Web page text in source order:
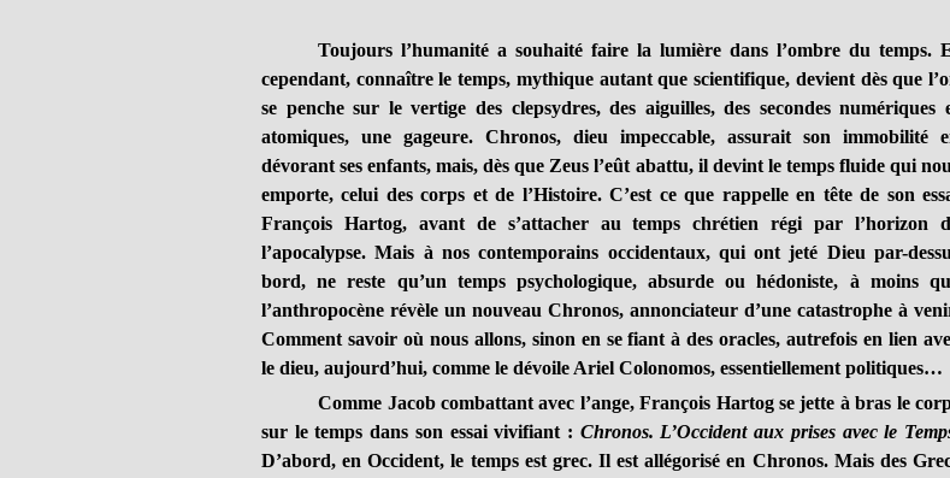
Toujours l’humanité a souhaité faire la lumière dans l’ombre du temps.
cependant, connaître le temps, mythique autant que scientifique, devient dès que
se penche sur le vertige des clepsydres, des aiguilles, des secondes numériques
atomiques, une gageure. Chronos, dieu impeccable, assurait son immobilité
dévorant ses enfants, mais, dès que Zeus l’eût abattu, il devint le temps fluide qui
emporte, celui des corps et de l’Histoire. C’est ce que rappelle en tête de son
François Hartog, avant de s’attacher au temps chrétien régi par l’horizon
l’apocalypse. Mais à nos contemporains occidentaux, qui ont jeté Dieu par-
bord, ne reste qu’un temps psychologique, absurde ou hédoniste, à moins
l’anthropocène révèle un nouveau Chronos, annonciateur d’une catastrophe à
Comment savoir où nous allons, sinon en se fiant à des oracles, autrefois en lien
le dieu, aujourd’hui, comme le dévoile Ariel Colonomos, essentiellement politiques…
Comme Jacob combattant avec l’ange, François Hartog se jette à bras le
sur le temps dans son essai vivifiant : Chronos. L’Occident aux prises avec le
D’abord, en Occident, le temps est grec. Il est allégorisé en Chronos. Mais des